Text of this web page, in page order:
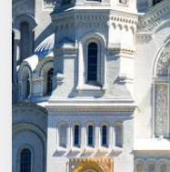
Города
Площадки
Артисты
Рейтинги